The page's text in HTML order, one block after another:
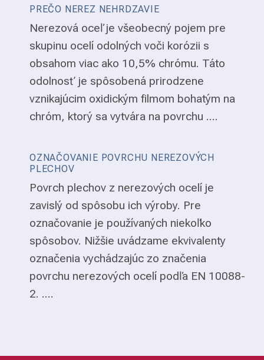
PREČO NEREZ NEHRDZAVIE
Nerezová oceľ je všeobecný pojem pre
skupinu ocelí odolných voči korózii s
obsahom viac ako 10,5% chrómu. Táto
odolnosť je spôsobená prirodzene
vznikajúcim oxidickým filmom bohatým na
chróm, ktorý sa vytvára na povrchu ....
OZNAČOVANIE POVRCHU NEREZOVÝCH
PLECHOV
Povrch plechov z nerezových ocelí je
zavislý od spôsobu ich výroby. Pre
označovanie je používaných niekoľko
spôsobov. Nižšie uvádzame ekvivalenty
označenia vychádzajúc zo značenia
povrchu nerezových ocelí podľa EN 10088-
2. ....